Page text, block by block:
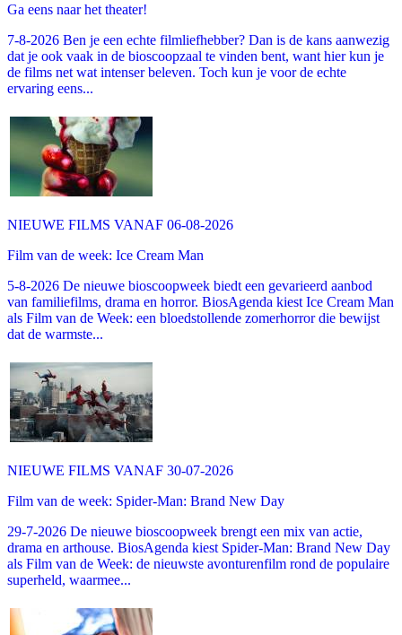
Ga eens naar het theater!
7-8-2026 Ben je een echte filmliefhebber? Dan is de kans aanwezig
dat je ook vaak in de bioscoopzaal te vinden bent, want hier kun je
de films net wat intenser beleven. Toch kun je voor de echte
ervaring eens...
NIEUWE FILMS VANAF 06-08-2026
Film van de week: Ice Cream Man
5-8-2026 De nieuwe bioscoopweek biedt een gevarieerd aanbod
van familiefilms, drama en horror. BiosAgenda kiest Ice Cream Man
als Film van de Week: een bloedstollende zomerhorror die bewijst
dat de warmste...
NIEUWE FILMS VANAF 30-07-2026
Film van de week: Spider-Man: Brand New Day
29-7-2026 De nieuwe bioscoopweek brengt een mix van actie,
drama en arthouse. BiosAgenda kiest Spider-Man: Brand New Day
als Film van de Week: de nieuwste avonturenfilm rond de populaire
superheld, waarmee...